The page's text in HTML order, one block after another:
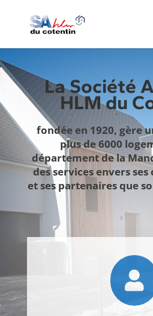
La Société
HLM du
fondée en 1920, gère
plus de 6000
département de la
des services envers
et ses partenaires que
